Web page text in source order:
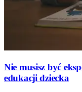
Nie musisz być
edukacji dziecka